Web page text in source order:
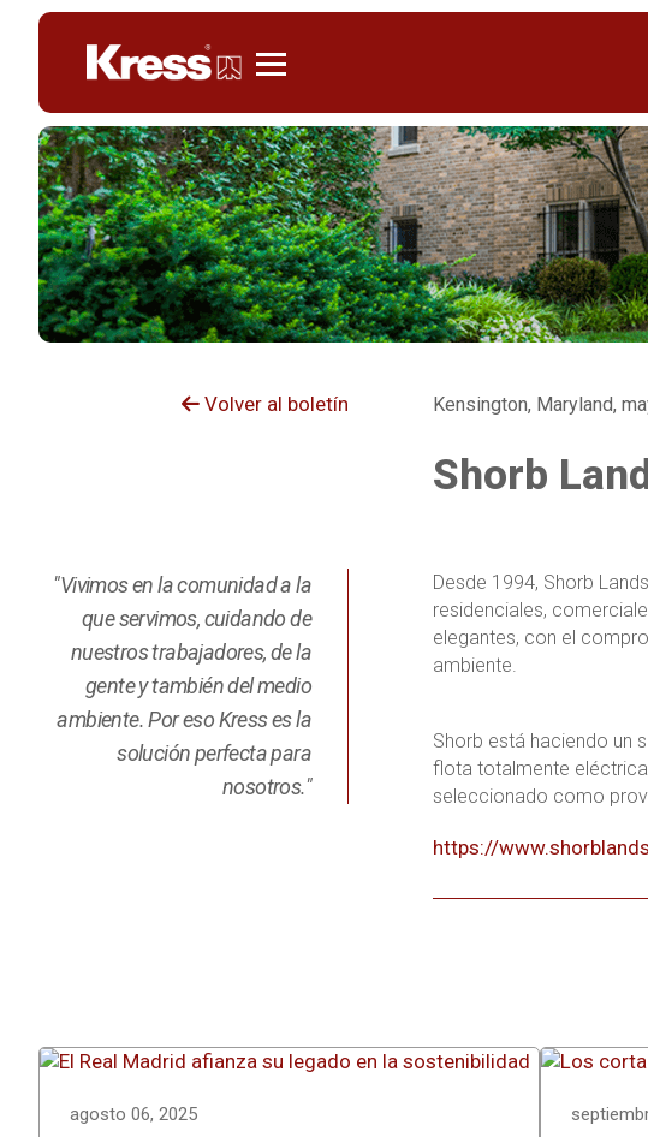
Volver al boletín Kensington, Maryland,
Shorb
"Vivimos en la comunidad a la
que servimos, cuidando de
nuestros trabajadores, de la
gente y también del medio
ambiente. Por eso Kress es la
solución perfecta para
nosotros."
Desde 1994, Shorb
residenciales,
elegantes, con el
ambiente.
Shorb está haciendo un
flota totalmente
seleccionado como
https://
agosto 06, 2025